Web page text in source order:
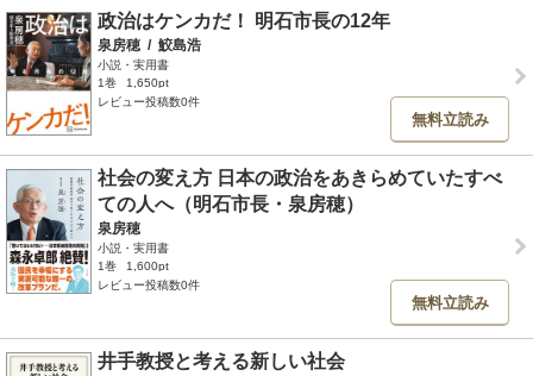
政治はケンカだ！ 明石市長の12年
泉房穂 / 鮫島浩
小説・実用書
1巻
1,650pt
レビュー投稿数0件
無料立読み
社会の変え方 日本の政治をあきらめていたすべ
ての人へ（明石市長・泉房穂）
泉房穂
小説・実用書
1巻
1,600pt
レビュー投稿数0件
無料立読み
井手教授と考える新しい社会